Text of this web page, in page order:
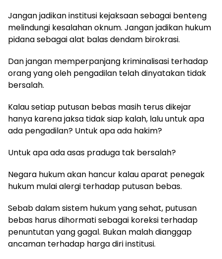
Jangan jadikan institusi kejaksaan sebagai benteng
melindungi kesalahan oknum. Jangan jadikan hukum
pidana sebagai alat balas dendam birokrasi.
Dan jangan memperpanjang kriminalisasi terhadap
orang yang oleh pengadilan telah dinyatakan tidak
bersalah.
Kalau setiap putusan bebas masih terus dikejar
hanya karena jaksa tidak siap kalah, lalu untuk apa
ada pengadilan? Untuk apa ada hakim?
Untuk apa ada asas praduga tak bersalah?
Negara hukum akan hancur kalau aparat penegak
hukum mulai alergi terhadap putusan bebas.
Sebab dalam sistem hukum yang sehat, putusan
bebas harus dihormati sebagai koreksi terhadap
penuntutan yang gagal. Bukan malah dianggap
ancaman terhadap harga diri institusi.